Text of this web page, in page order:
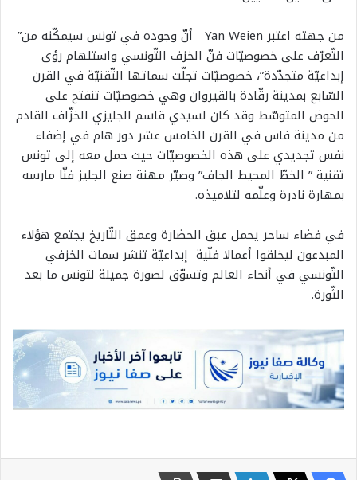
من جهته اعتبر Yan Weien أنّ وجوده في تونس سيمكّنه من”
التّعرّف على خصوصيّات فنّ الخزف التّونسي واستلهام رؤى
إبداعيّة متجدّدة”، خصوصيّات تجلّت سماتها التّقنيّة في القرن
السّابع بمدينة رقّادة بالقيروان وهي خصوصيّات تنفتح على
الحوض المتوسّط وقد كان لسيدي قاسم الجليزي الخزّاف القادم
من مدينة فاس في القرن الخامس عشر دور هام في إضفاء
نفس تجديدي على هذه الخصوصيّات حيث حمل معه إلى تونس
تقنية ” الخطّ المحيط الجاف” وصيّر مهنة صنع الجليز فنّا مارسه
بمهارة نادرة وعلّمه لتلاميذه.
في فضاء ساحر يحمل عبق الحضارة وعمق التّاريخ يجتمع هؤلاء
المبدعون ليخلقوا أعمالا فنّية إبداعيّة تنشر سمات الخزفي
التّونسي في أنحاء العالم وتسوّق لصورة جميلة لتونس ما بعد
الثّورة.